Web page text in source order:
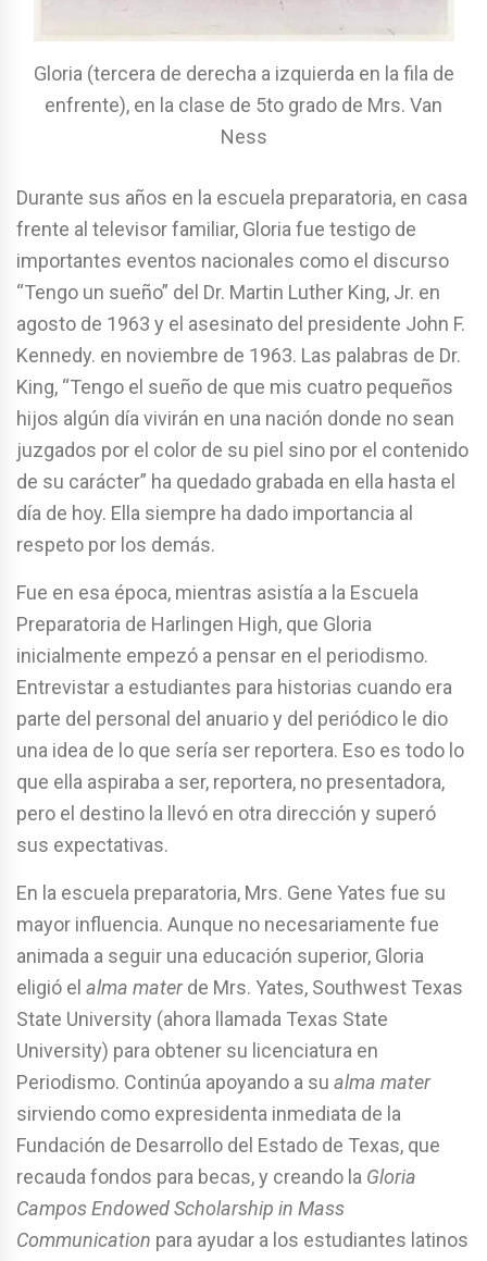
Gloria (tercera de derecha a izquierda en la fila de
enfrente), en la clase de 5to grado de Mrs. Van
Ness
Durante sus años en la escuela preparatoria, en casa
frente al televisor familiar, Gloria fue testigo de
importantes eventos nacionales como el discurso
“Tengo un sueño” del Dr. Martin Luther King, Jr. en
agosto de 1963 y el asesinato del presidente John F.
Kennedy. en noviembre de 1963. Las palabras de Dr.
King, “Tengo el sueño de que mis cuatro pequeños
hijos algún día vivirán en una nación donde no sean
juzgados por el color de su piel sino por el contenido
de su carácter” ha quedado grabada en ella hasta el
día de hoy. Ella siempre ha dado importancia al
respeto por los demás.
Fue en esa época, mientras asistía a la Escuela
Preparatoria de Harlingen High, que Gloria
inicialmente empezó a pensar en el periodismo.
Entrevistar a estudiantes para historias cuando era
parte del personal del anuario y del periódico le dio
una idea de lo que sería ser reportera. Eso es todo lo
que ella aspiraba a ser, reportera, no presentadora,
pero el destino la llevó en otra dirección y superó
sus expectativas.
En la escuela preparatoria, Mrs. Gene Yates fue su
mayor influencia. Aunque no necesariamente fue
animada a seguir una educación superior, Gloria
eligió el alma materde Mrs. Yates, Southwest Texas
State University (ahora llamada Texas State
University) para obtener su licenciatura en
Periodismo. Continúa apoyando a su alma mater
sirviendo como expresidenta inmediata de la
Fundación de Desarrollo del Estado de Texas, que
recauda fondos para becas, y creando la Gloria
Campos Endowed Scholarship in Mass
Communication para ayudar a los estudiantes latinos